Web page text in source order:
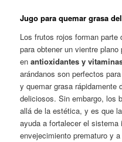
Jugo para quemar grasa
Los frutos rojos forman
para obtener un vientre
en antioxidantes y
arándanos son perfectos
y quemar grasa rápidamente
deliciosos. Sin embargo, los
allá de la estética, y es que
ayuda a fortalecer el sistema
envejecimiento prematuro y